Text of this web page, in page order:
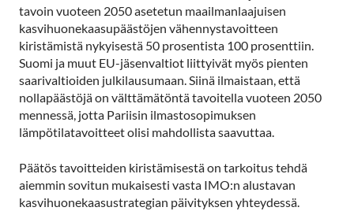
tavoin vuoteen 2050 asetetun maailmanlaajuisen
kasvihuonekaasupäästöjen vähennystavoitteen
kiristämistä nykyisestä 50 prosentista 100 prosenttiin.
Suomi ja muut EU-jäsenvaltiot liittyivät myös pienten
saarivaltioiden julkilausumaan. Siinä ilmaistaan, että
nollapäästöjä on välttämätöntä tavoitella vuoteen 2050
mennessä, jotta Pariisin ilmastosopimuksen
lämpötilatavoitteet olisi mahdollista saavuttaa.
Päätös tavoitteiden kiristämisestä on tarkoitus tehdä
aiemmin sovitun mukaisesti vasta IMO:n alustavan
kasvihuonekaasustrategian päivityksen yhteydessä.